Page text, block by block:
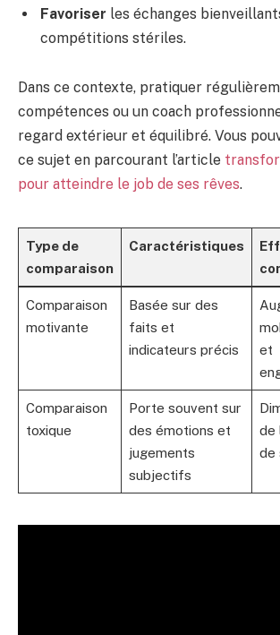
Favoriser les échanges
compétitions stériles.
Dans ce contexte, pratiquer
compétences ou un coach
regard extérieur et équilibré. Vous
ce sujet en parcourant l’article
pour atteindre le job de ses rêves.
Type de
comparaison
Caractéristiques
Comparaison
motivante
Basée sur des
faits et
indicateurs précis
et
Comparaison
toxique
Porte souvent sur
des émotions et
jugements
subjectifs
de
de